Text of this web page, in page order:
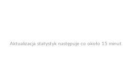
Aktualizacja statystyk następuje co około 15 minut.